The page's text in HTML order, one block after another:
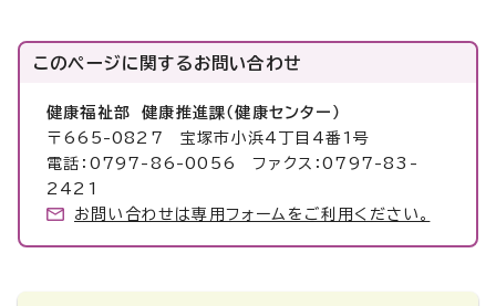
このページに関するお問い合わせ
健康福祉部 健康推進課（健康センター）
〒665-0827 宝塚市小浜4丁目4番1号
電話：0797-86-0056 ファクス：0797-83-
2421
お問い合わせは専用フォームをご利用ください。